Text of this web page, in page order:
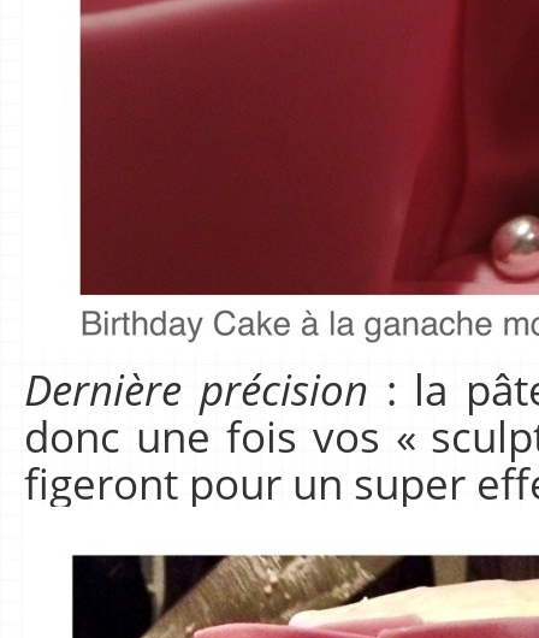
Dernière précision : la
donc une fois vos «
figeront pour un super